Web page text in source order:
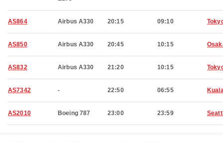
AS864 Airbus A330 20:15 09:10
AS850 Airbus A330 20:45 10:15
AS832 Airbus A330 21:20 10:15
AS7342 - 22:50 06:55
AS2010 Boeing 787 23:00 23:59